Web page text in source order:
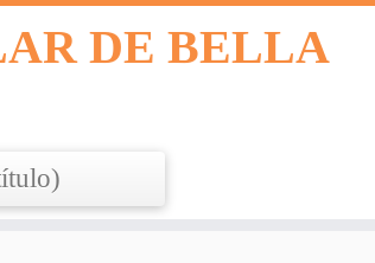
DE BELLA